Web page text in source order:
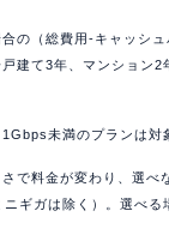
の（総費用-キャッシュ
建て3年、マンション2
未満のプランは対
で料金が変わり、選べ
ギガは除く）。選べる